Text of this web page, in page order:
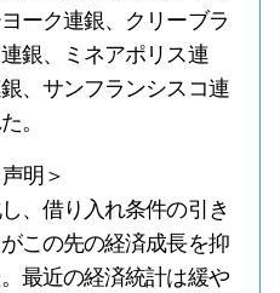
ーク連銀、クリーブラ
銀、ミネアポリス連
、サンフランシスコ連
。
明＞
、借り入れ条件の引き
この先の経済成長を抑
最近の経済統計は緩や